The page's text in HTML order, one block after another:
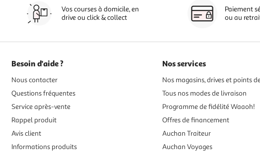
Vos courses à domicile, en
drive ou click & collect
Paiement
ou au
Besoin d'aide ?
Nous contacter
Questions fréquentes
Service après-vente
Rappel produit
Avis client
Informations produits
Nos services
Nos magasins, drives et points
Tous nos modes de livraison
Programme de fidélité Waaoh!
Offres de financement
Auchan Traiteur
Auchan Voyages